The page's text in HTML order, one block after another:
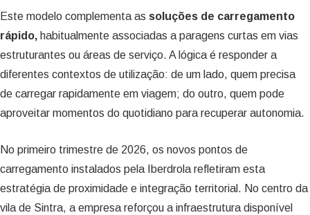
Este modelo complementa as soluções de carregamento
rápido, habitualmente associadas a paragens curtas em vias
estruturantes ou áreas de serviço. A lógica é responder a
diferentes contextos de utilização: de um lado, quem precisa
de carregar rapidamente em viagem; do outro, quem pode
aproveitar momentos do quotidiano para recuperar autonomia.
No primeiro trimestre de 2026, os novos pontos de
carregamento instalados pela Iberdrola refletiram esta
estratégia de proximidade e integração territorial. No centro da
vila de Sintra, a empresa reforçou a infraestrutura disponível